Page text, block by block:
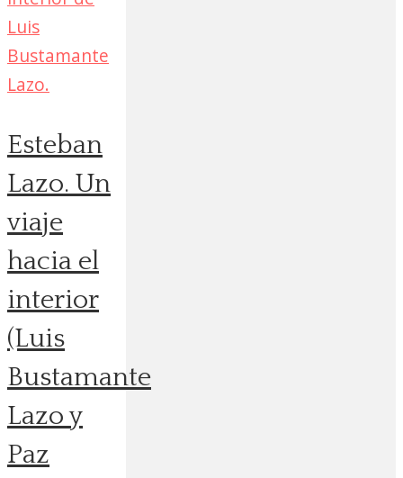
Esteban
Lazo. Un
viaje
hacia el
interior
(Luis
Bustamante
Lazo y
Paz